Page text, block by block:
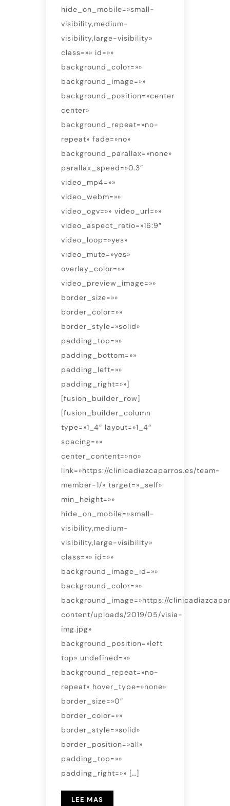
hide_on_mobile=»small-
visibility,medium-
visibility,large-visibility»
class=»» id=»»
background_color=»»
background_image=»»
background_position=»center
center»
background_repeat=»no-
repeat» fade=»no»
background_parallax=»none»
parallax_speed=»0.3″
video_mp4=»»
video_webm=»»
video_ogv=»» video_url=»»
video_aspect_ratio=»16:9″
video_loop=»yes»
video_mute=»yes»
overlay_color=»»
video_preview_image=»»
border_size=»»
border_color=»»
border_style=»solid»
padding_top=»»
padding_bottom=»»
padding_left=»»
padding_right=»»]
[fusion_builder_row]
[fusion_builder_column
type=»1_4″ layout=»1_4″
spacing=»»
center_content=»no»
link=»https://clinicadiazcaparros.es/team-
member-1/» target=»_self»
min_height=»»
hide_on_mobile=»small-
visibility,medium-
visibility,large-visibility»
class=»» id=»»
background_image_id=»»
background_color=»»
background_image=»https://
content/uploads/2019/05/visia-
img.jpg»
background_position=»left
top» undefined=»»
background_repeat=»no-
repeat» hover_type=»none»
border_size=»0″
border_color=»»
border_style=»solid»
border_position=»all»
padding_top=»»
padding_right=»» […]
LEE MAS